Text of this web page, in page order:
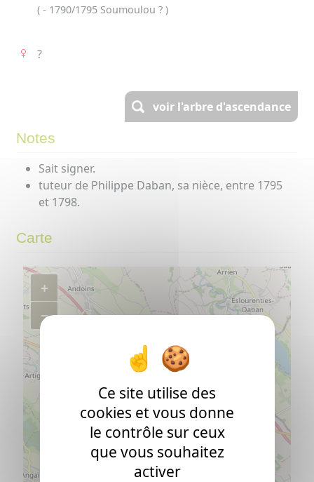
( - 1790/1795 Soumoulou ? )
?
voir l'arbre d'ascendance
Notes
Sait signer.
tuteur de Philippe Daban, sa nièce, entre 1795
et 1798.
Carte
+
−
Ce site utilise des
cookies et vous donne
le contrôle sur ceux
que vous souhaitez
activer